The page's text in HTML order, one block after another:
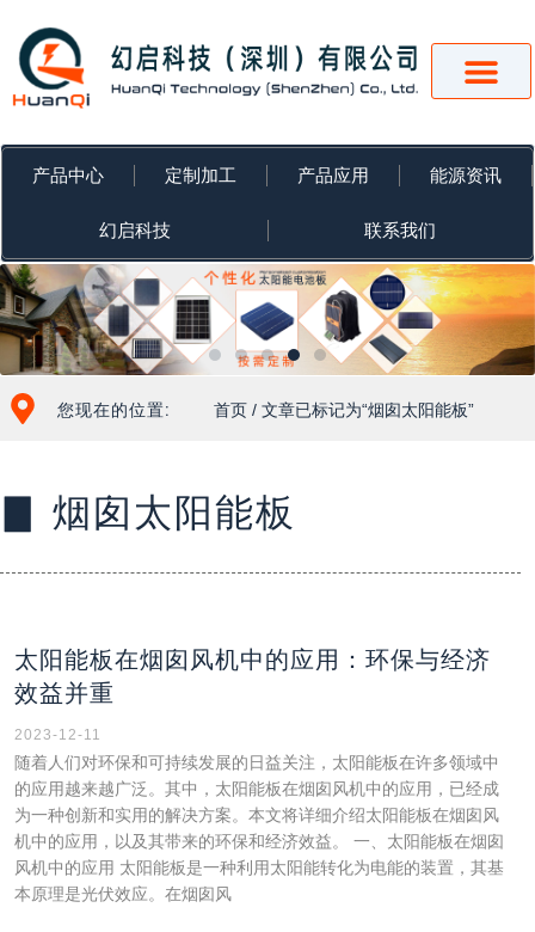
容
产品中心 定制加工 产品应用 能源资讯
幻启科技 联系我们
您现在的位置: 首页 / 文章已标记为“烟囱太阳能板”
▊ 烟囱太阳能板
太阳能板在烟囱风机中的应用：环保与经济
效益并重
2023-12-11
随着人们对环保和可持续发展的日益关注，太阳能板在许多领域中
的应用越来越广泛。其中，太阳能板在烟囱风机中的应用，已经成
为一种创新和实用的解决方案。本文将详细介绍太阳能板在烟囱风
机中的应用，以及其带来的环保和经济效益。 一、太阳能板在烟囱
风机中的应用 太阳能板是一种利用太阳能转化为电能的装置，其基
本原理是光伏效应。在烟囱风